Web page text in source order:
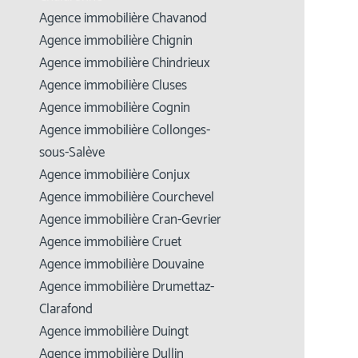
Agence immobilière Chavanod
Agence immobilière Chignin
Agence immobilière Chindrieux
Agence immobilière Cluses
Agence immobilière Cognin
Agence immobilière Collonges-
sous-Salève
Agence immobilière Conjux
Agence immobilière Courchevel
Agence immobilière Cran-Gevrier
Agence immobilière Cruet
Agence immobilière Douvaine
Agence immobilière Drumettaz-
Clarafond
Agence immobilière Duingt